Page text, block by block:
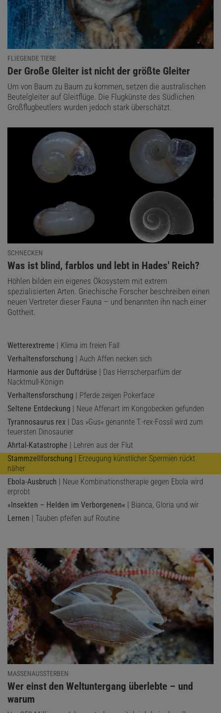
FLIEGENDE TIERE
:
Der Große Gleiter ist nicht der größte Gleiter
Um von Baum zu Baum zu kommen, setzen die australischen
Beutelgleiter auf Gleitflüge. Die Flugkünste des Südlichen
Großflugbeutlers wurden jedoch stark überschätzt.
SCHNECKEN
:
Was ist blind, farblos und lebt in Hades' Reich?
Höhlen bilden ein eigenes Ökosystem mit extrem
spezialisierten Arten. Griechische Forscher beschreiben einen
neuen Vertreter dieser Fauna – und benannten ihn nach einer
Gottheit.
Wetterextreme | Klima im freien Fall
Verhaltensforschung | Auch Affen necken sich
Harmonie aus der Duftdrüse | Das Herrscherparfüm der
Nacktmull-Königin
Verhaltensforschung | Pferde zeigen Pokerface
Seltene Entdeckung | Neue Affenart im Kongobecken gefunden
Tyrannosaurus rex | Das »Gus« genannte T.-rex-Fossil wird zum
teuersten Dinosaurier
Ahrtal-Katastrophe | Lehren aus der Flut
Stammzellforschung | Erzeugung künstlicher Spermien rückt
näher
Ebola-Ausbruch | Neue Kombinationstherapie gegen Ebola wird
erprobt
»Insekten – Helden im Verborgenen« | Bianca, Gloria und wir
Lernen | Tauben pfeifen auf Routine
MASSENAUSSTERBEN
:
Wer einst den Weltuntergang überlebte – und
warum